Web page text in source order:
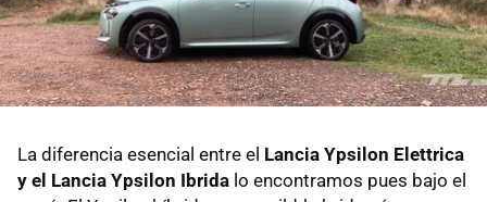
La diferencia esencial entre el Lancia Ypsilon Elettrica
y el Lancia Ypsilon Ibrida lo encontramos pues bajo el